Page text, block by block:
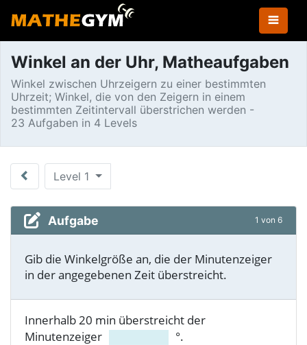
Winkel an der Uhr, Matheaufgaben
Winkel zwischen Uhrzeigern zu einer bestimmten
Uhrzeit; Winkel, die von den Zeigern in einem
bestimmten Zeitintervall überstrichen werden -
23 Aufgaben in 4 Levels
Level 1
Aufgabe 1 von 6
Gib die Winkelgröße an, die der Minutenzeiger
in der angegebenen Zeit überstreicht.
Innerhalb 20 min überstreicht der
Minutenzeiger
°.